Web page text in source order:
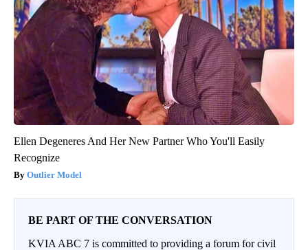
Ellen Degeneres And Her New Partner Who You'll Easily
Recognize
Outlier Model
BE PART OF THE CONVERSATION
KVIA ABC 7 is committed to providing a forum for civil